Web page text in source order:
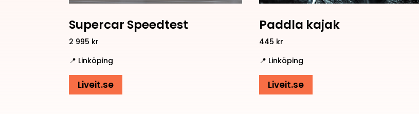
Supercar Speedtest
2 995 kr
📍 Linköping
Liveit.se
Paddla kajak
445 kr
📍 Linköping
Liveit.se